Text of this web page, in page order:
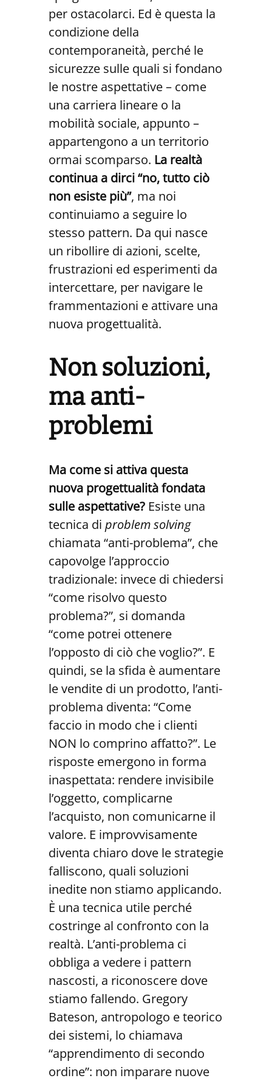
per ostacolarci. Ed è questa la
condizione della
contemporaneità, perché le
sicurezze sulle quali si fondano
le nostre aspettative – come
una carriera lineare o la
mobilità sociale, appunto –
appartengono a un territorio
ormai scomparso. La realtà
continua a dirci “no, tutto ciò
non esiste più”, ma noi
continuiamo a seguire lo
stesso pattern. Da qui nasce
un ribollire di azioni, scelte,
frustrazioni ed esperimenti da
intercettare, per navigare le
frammentazioni e attivare una
nuova progettualità.
Non soluzioni,
ma anti-
problemi
Ma come si attiva questa
nuova progettualità fondata
sulle aspettative? Esiste una
tecnica di problem solving
chiamata “anti-problema”, che
capovolge l’approccio
tradizionale: invece di chiedersi
“come risolvo questo
problema?”, si domanda
“come potrei ottenere
l’opposto di ciò che voglio?”. E
quindi, se la sfida è aumentare
le vendite di un prodotto, l’anti-
problema diventa: “Come
faccio in modo che i clienti
NON lo comprino affatto?”. Le
risposte emergono in forma
inaspettata: rendere invisibile
l’oggetto, complicarne
l’acquisto, non comunicarne il
valore. E improvvisamente
diventa chiaro dove le strategie
falliscono, quali soluzioni
inedite non stiamo applicando.
È una tecnica utile perché
costringe al confronto con la
realtà. L’anti-problema ci
obbliga a vedere i pattern
nascosti, a riconoscere dove
stiamo fallendo. Gregory
Bateson, antropologo e teorico
dei sistemi, lo chiamava
“apprendimento di secondo
ordine”: non imparare nuove